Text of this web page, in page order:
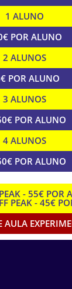
1 ALUNO
POR ALUNO
2 ALUNOS
POR ALUNO
3 ALUNOS
POR ALUNO
4 ALUNOS
POR ALUNO
- 55€ POR
PEAK - 45€
AULA